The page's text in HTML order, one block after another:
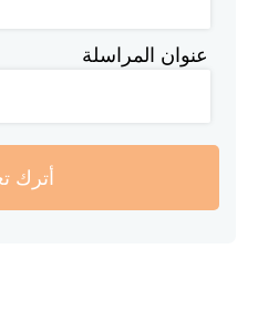
عنوان المراسلة
أترك